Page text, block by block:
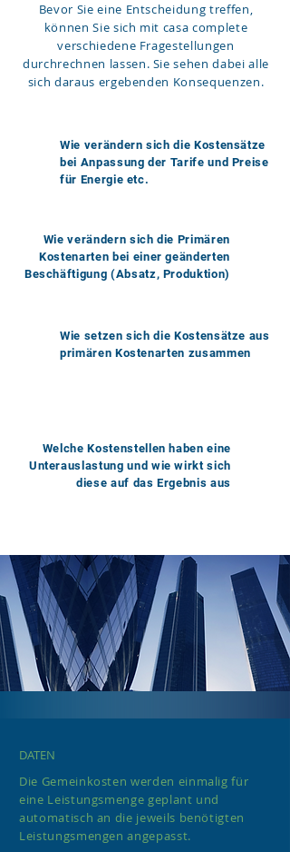
Bevor Sie eine Entscheidung treffen,
können Sie sich mit casa complete
verschiedene Fragestellungen
durchrechnen lassen. Sie sehen dabei alle
sich daraus ergebenden Konsequenzen.
Wie verändern sich die Kostensätze
bei Anpassung der Tarife und Preise
für Energie etc.
Wie verändern sich die Primären
Kostenarten bei einer geänderten
Beschäftigung (Absatz, Produktion)
Wie setzen sich die Kostensätze aus
primären Kostenarten zusammen
Welche Kostenstellen haben eine
Unterauslastung und wie wirkt sich
diese auf das Ergebnis aus
DATEN
Die Gemeinkosten werden einmalig für
eine Leistungsmenge geplant und
automatisch an die jeweils benötigten
Leistungsmengen angepasst.